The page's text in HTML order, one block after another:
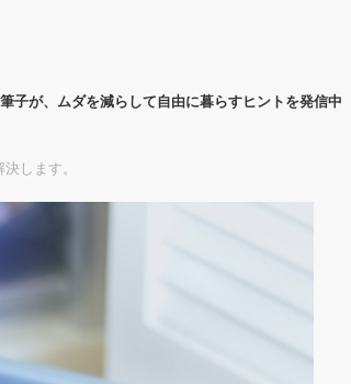
子が、ムダを減らして自由に暮らすヒントを発信中
します。